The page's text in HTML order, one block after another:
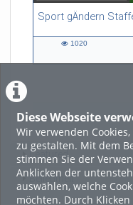
Diese Webseite
Wir verwenden
zu gestalten. Mit dem
stimmen Sie der
Anklicken der
auswählen, welche
möchten. Durch
17:47 duration
1020
Featured
Beliebtheit